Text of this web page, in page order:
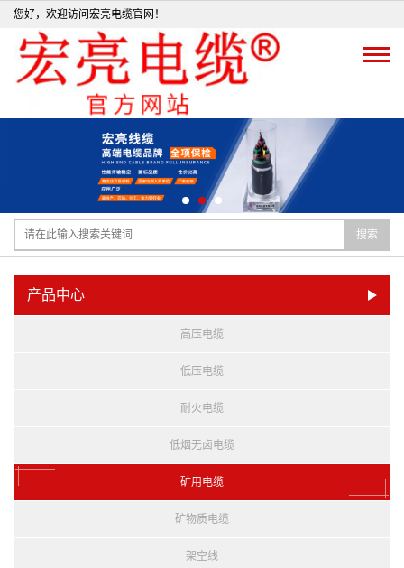
您好，欢迎访问宏亮电缆官网！
搜索
产品中心
高压电缆
低压电缆
耐火电缆
低烟无卤电缆
矿用电缆
矿物质电缆
架空线